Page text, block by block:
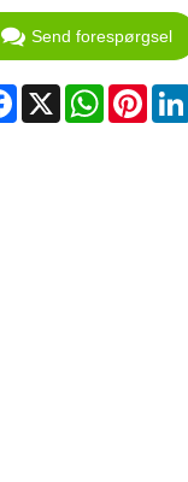
Send forespørgsel
Facebook
X